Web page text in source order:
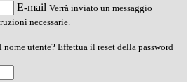
E-mail Verrà inviato un messaggio
necessarie.
utente? Effettua il reset della password